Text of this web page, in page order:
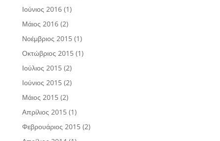
Ιούνιος 2016(1)
Μάιος 2016(2)
Νοέμβριος 2015(1)
Οκτώβριος 2015(1)
Ιούλιος 2015(2)
Ιούνιος 2015(2)
Μάιος 2015(2)
Απρίλιος 2015(1)
Φεβρουάριος 2015(2)